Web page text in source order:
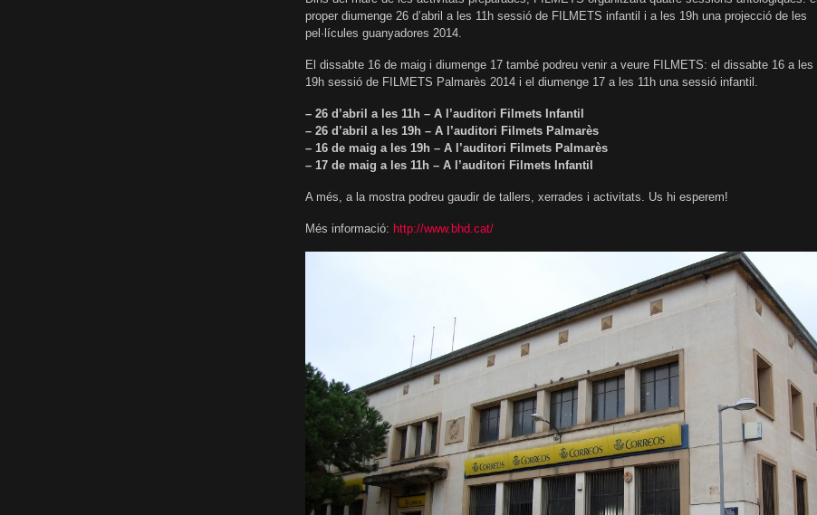
proper diumenge 26 d’abril a les 11h sessió de FILMETS infantil i a les 19h una projecció de les
pel·lícules guanyadores 2014.
El dissabte 16 de maig i diumenge 17 també podreu venir a veure FILMETS: el dissabte 16 a les
19h sessió de FILMETS Palmarès 2014 i el diumenge 17 a les 11h una sessió infantil.
– 26 d’abril a les 11h – A l’auditori Filmets Infantil
– 26 d’abril a les 19h – A l’auditori Filmets Palmarès
– 16 de maig a les 19h – A l’auditori Filmets Palmarès
– 17 de maig a les 11h – A l’auditori Filmets Infantil
A més, a la mostra podreu gaudir de tallers, xerrades i activitats. Us hi esperem!
Més informació: http://www.bhd.cat/